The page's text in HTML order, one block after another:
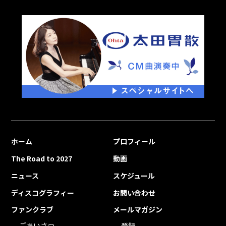
ホーム
プロフィール
The Road to 2027
動画
ニュース
スケジュール
ディスコグラフィー
お問い合わせ
ファンクラブ
メールマガジン